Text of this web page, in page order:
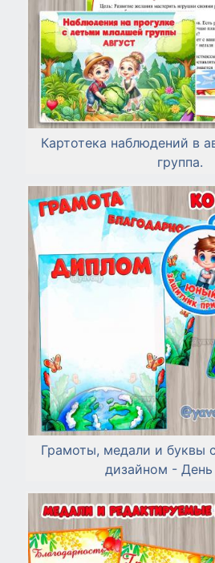
Картотека наблюдений в
группа.
Грамоты, медали и буквы
дизайном - День